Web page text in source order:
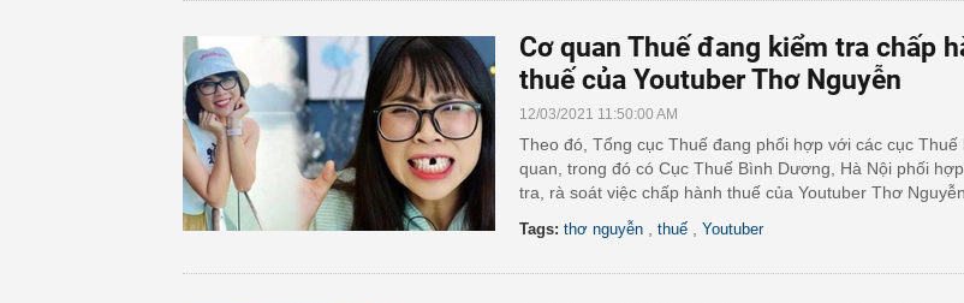
Cơ quan Thuế đang kiểm tra chấp
thuế của Youtuber Thơ Nguyễn
12/03/2021 11:50:00 AM
Theo đó, Tổng cục Thuế đang phối hợp với các cục Thuế
quan, trong đó có Cục Thuế Bình Dương, Hà Nội phối
tra, rà soát việc chấp hành thuế của Youtuber Thơ Nguyễn.
Tags: thơ nguyễn thuế Youtuber